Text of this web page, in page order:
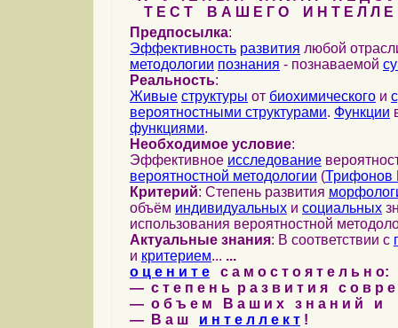
Т Е С Т В А Ш Е Г О И Н Т Е Л Л Е
Предпосылка:
Эффективность развития любой
методологии познания - познаваемой
Реальность:
Живые структуры от биохимического и
вероятностными структурами. Функции
функциями.
Необходимое условие:
Эффективное исследование
вероятностной методологии (Трифонов
Критерий: Степень развития
объём индивидуальных и социальных
использования вероятностной
Актуальные знания: В соответствии с
и критерием... ...
о ц е н и т е с а м о с т о я т е л ь н о:
— с т е п е н ь р а з в и т и я с о в р
— о б ъ е м В а ш и х з н а н и й и
— В а ш и н т е л л е к т !